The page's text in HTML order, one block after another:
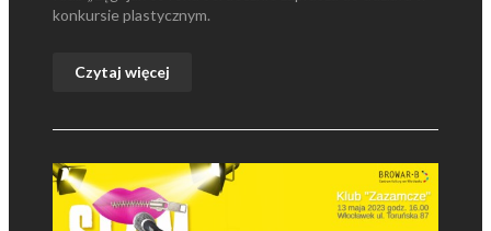
konkursie plastycznym.
Czytaj więcej